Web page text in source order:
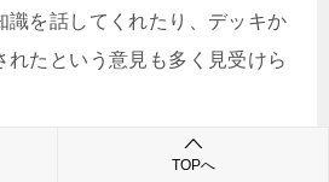
識を話してくれたり、デッキか
れたという意見も多く見受けら
TOPへ